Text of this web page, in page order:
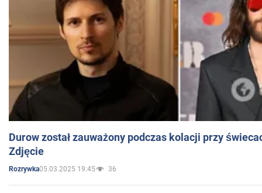
Durow został zauważony podczas kolacji przy
Zdjęcie
Rozrywka05.03.2025 19:45 36